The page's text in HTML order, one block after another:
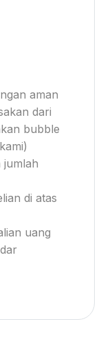
aman
dari
bubble
jumlah
di atas
uang